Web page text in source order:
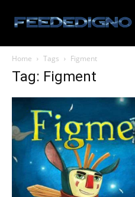
Home Tags Figment
Tag: Figment